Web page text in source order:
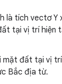
là tích vectơ Y
tại vị trí hiện
mặt đất tại vị
Bắc địa từ.